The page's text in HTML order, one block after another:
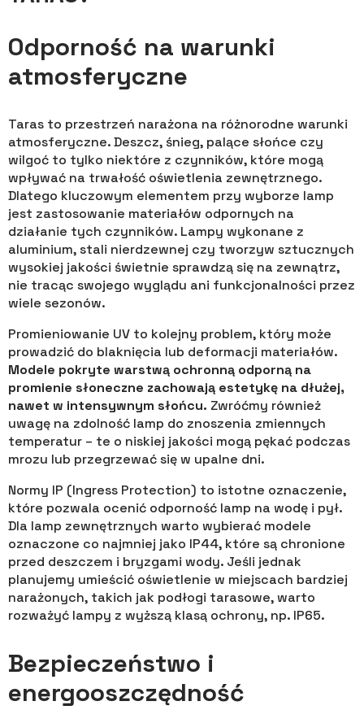
Odporność na warunki
atmosferyczne
Taras to przestrzeń narażona na różnorodne warunki
atmosferyczne. Deszcz, śnieg, palące słońce czy
wilgoć to tylko niektóre z czynników, które mogą
wpływać na trwałość oświetlenia zewnętrznego.
Dlatego kluczowym elementem przy wyborze lamp
jest zastosowanie materiałów odpornych na
działanie tych czynników. Lampy wykonane z
aluminium, stali nierdzewnej czy tworzyw sztucznych
wysokiej jakości świetnie sprawdzą się na zewnątrz,
nie tracąc swojego wyglądu ani funkcjonalności przez
wiele sezonów.
Promieniowanie UV to kolejny problem, który może
prowadzić do blaknięcia lub deformacji materiałów.
Modele pokryte warstwą ochronną odporną na
promienie słoneczne zachowają estetykę na dłużej,
nawet w intensywnym słońcu. Zwróćmy również
uwagę na zdolność lamp do znoszenia zmiennych
temperatur – te o niskiej jakości mogą pękać podczas
mrozu lub przegrzewać się w upalne dni.
Normy IP (Ingress Protection) to istotne oznaczenie,
które pozwala ocenić odporność lamp na wodę i pył.
Dla lamp zewnętrznych warto wybierać modele
oznaczone co najmniej jako IP44, które są chronione
przed deszczem i bryzgami wody. Jeśli jednak
planujemy umieścić oświetlenie w miejscach bardziej
narażonych, takich jak podłogi tarasowe, warto
rozważyć lampy z wyższą klasą ochrony, np. IP65.
Bezpieczeństwo i
energooszczędność